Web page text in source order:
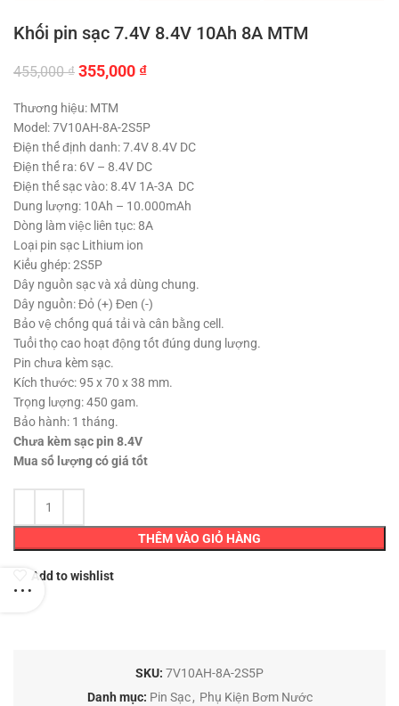
Khối pin sạc 7.4V 8.4V 10Ah 8A MTM
455,000₫ Giá
là:
455,000 ₫.
355,000 ₫Giá
là:
355,000 ₫.
Thương hiệu: MTM
Model: 7V10AH-8A-2S5P
Điện thế định danh: 7.4V 8.4V DC
Điện thế ra: 6V – 8.4V DC
Điện thế sạc vào: 8.4V 1A-3A DC
Dung lượng: 10Ah – 10.000mAh
Dòng làm việc liên tục: 8A
Loại pin sạc Lithium ion
Kiểu ghép: 2S5P
Dây nguồn sạc và xả dùng chung.
Dây nguồn: Đỏ (+) Đen (-)
Bảo vệ chống quá tải và cân bằng cell.
Tuổi thọ cao hoạt động tốt đúng dung lượng.
Pin chưa kèm sạc.
Kích thước: 95 x 70 x 38 mm.
Trọng lượng: 450 gam.
Bảo hành: 1 tháng.
Chưa kèm sạc pin 8.4V
Mua số lượng có giá tốt
THÊM VÀO GIỎ HÀNG
Add to wishlist
SKU: 7V10AH-8A-2S5P
Danh mục: Pin Sạc , Phụ Kiện Bơm Nước